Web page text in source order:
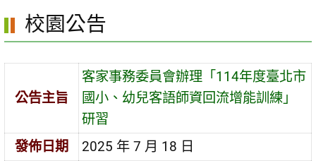
區
校園公告
公告主旨
客家事務委員會辦理「114年度臺北市
國小、幼兒客語師資回流增能訓練」
研習
發佈日期
2025 年 7 月 18 日